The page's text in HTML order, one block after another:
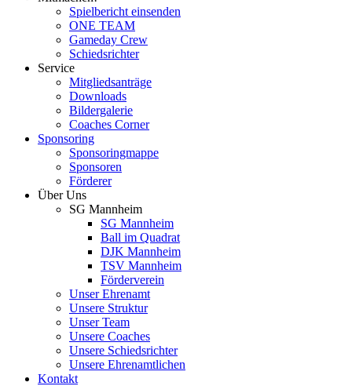
Spielbericht einsenden
ONE TEAM
Gameday Crew
Schiedsrichter
Service
Mitgliedsanträge
Downloads
Bildergalerie
Coaches Corner
Sponsoring
Sponsoringmappe
Sponsoren
Förderer
Über Uns
SG Mannheim
SG Mannheim
Ball im Quadrat
DJK Mannheim
TSV Mannheim
Förderverein
Unser Ehrenamt
Unsere Struktur
Unser Team
Unsere Coaches
Unsere Schiedsrichter
Unsere Ehrenamtlichen
Kontakt